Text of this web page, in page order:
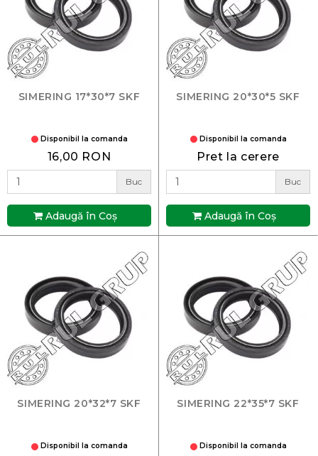
SIMERING 17*30*7 SKF
Disponibil la comanda
16,00 RON
Buc
Adaugă în Coş
SIMERING 20*30*5 SKF
Disponibil la comanda
Pret la cerere
Buc
Adaugă în Coş
SIMERING 20*32*7 SKF
Disponibil la comanda
SIMERING 22*35*7 SKF
Disponibil la comanda